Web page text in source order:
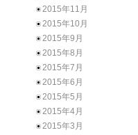
2015年11月
2015年10月
2015年9月
2015年8月
2015年7月
2015年6月
2015年5月
2015年4月
2015年3月